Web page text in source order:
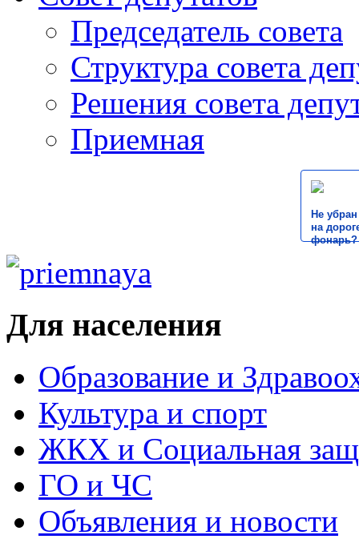
Председатель совета
Структура совета
Решения совета
Приемная
Не
на
фонарь?
Для населения
Образование и
Культура и спорт
ЖКХ и Социальная
ГО и ЧС
Объявления и новости